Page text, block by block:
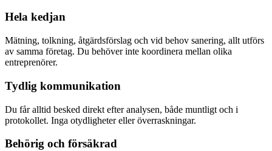
Hela kedjan
Mätning, tolkning, åtgärdsförslag och vid behov sanering, allt utförs
av samma företag. Du behöver inte koordinera mellan olika
entreprenörer.
Tydlig kommunikation
Du får alltid besked direkt efter analysen, både muntligt och i
protokollet. Inga otydligheter eller överraskningar.
Behörig och försäkrad